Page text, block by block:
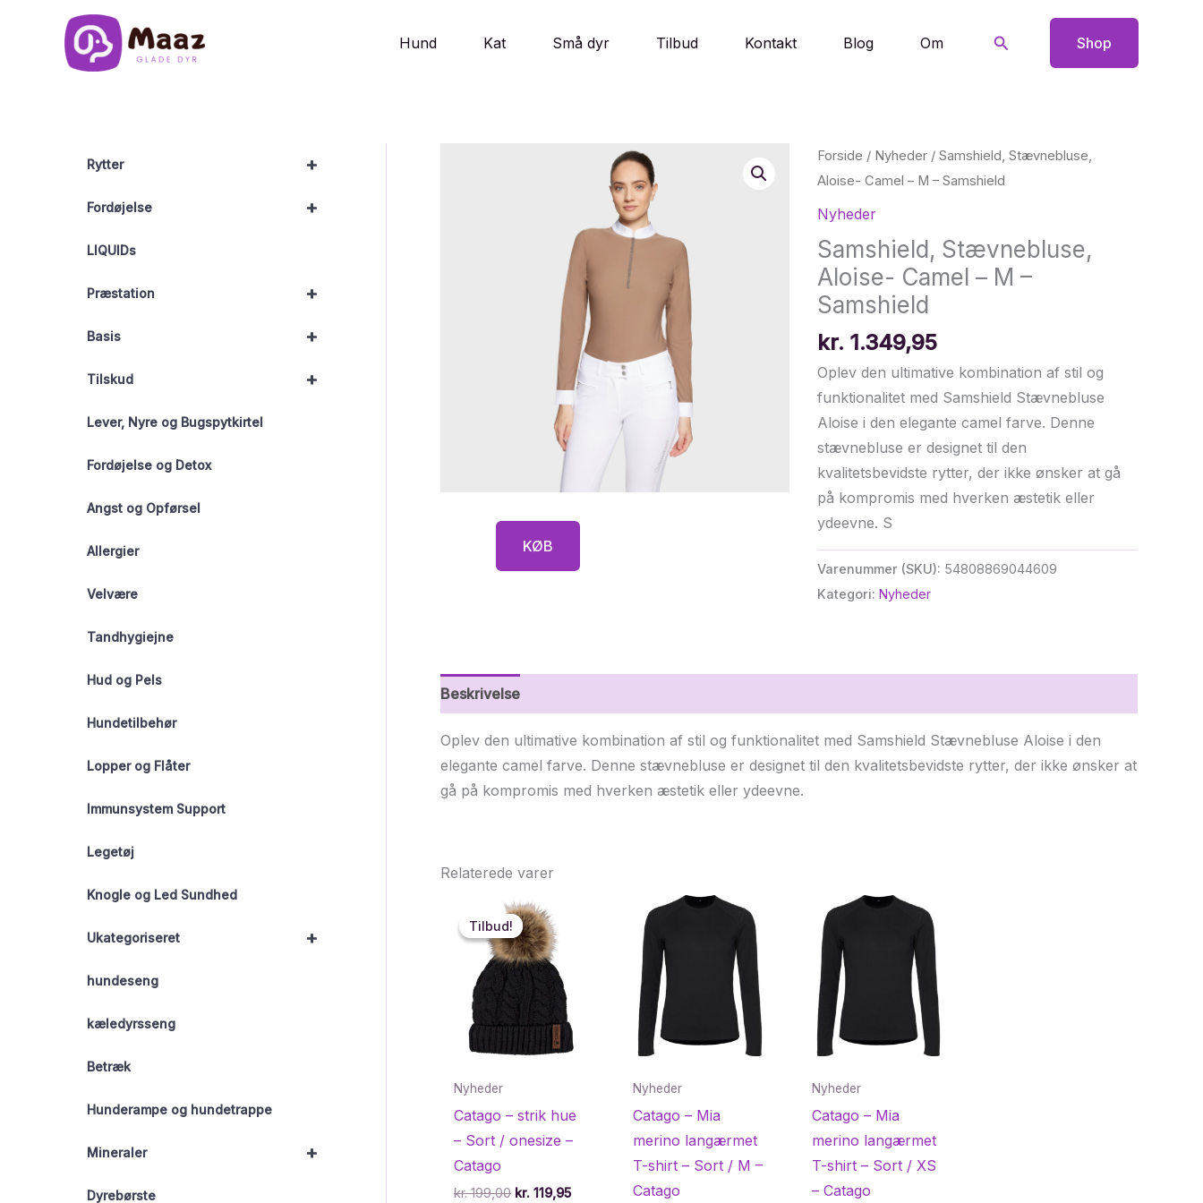
Hund Kat Små dyr Tilbud Kontakt Blog Om Søg Shop
+
Rytter
+
Fordøjelse
LIQUIDs
+
Præstation
+
Basis
+
Tilskud
Lever, Nyre og Bugspytkirtel
Fordøjelse og Detox
Angst og Opførsel
Allergier
Velvære
Tandhygiejne
Hud og Pels
Hundetilbehør
Lopper og Flåter
Immunsystem Support
Legetøj
Knogle og Led Sundhed
+
Ukategoriseret
hundeseng
kæledyrsseng
Betræk
Hunderampe og hundetrappe
+
Mineraler
Dyrebørste
Forside / Nyheder/ Samshield, Stævnebluse,
Aloise- Camel – M – Samshield
Nyheder
Samshield, Stævnebluse,
Aloise- Camel – M –
Samshield
kr. 1.349,95
Oplev den ultimative kombination af stil og
funktionalitet med Samshield Stævnebluse
Aloise i den elegante camel farve. Denne
stævnebluse er designet til den
kvalitetsbevidste rytter, der ikke ønsker at gå
på kompromis med hverken æstetik eller
ydeevne. S
Varenummer (SKU): 54808869044609
Kategori: Nyheder
KØB
Beskrivelse
Oplev den ultimative kombination af stil og funktionalitet med Samshield Stævnebluse Aloise i den
elegante camel farve. Denne stævnebluse er designet til den kvalitetsbevidste rytter, der ikke ønsker at
gå på kompromis med hverken æstetik eller ydeevne.
Relaterede varer
Tilbud!
Tilbud!
Nyheder
Catago – strik hue
– Sort / onesize –
Catago
kr.199,00 Den
kr. 119,95Den
Nyheder
Catago – Mia
merino langærmet
T-shirt – Sort / M –
Catago
Nyheder
Catago – Mia
merino langærmet
T-shirt – Sort / XS
– Catago